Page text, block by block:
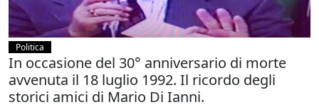
Politica
In occasione del 30° anniversario di morte
avvenuta il 18 luglio 1992. Il ricordo degli
storici amici di Mario Di Ianni.